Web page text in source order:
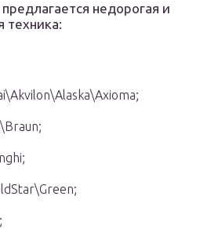
недорогая и
техника: